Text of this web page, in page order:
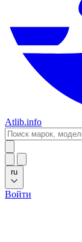
Atlib.info
ru
Войти